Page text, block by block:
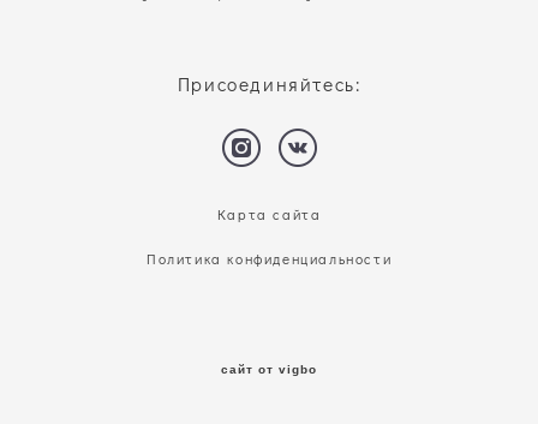
Присоединяйтесь:
Карта сайта
Политика конфиденциальности
сайт от vigbo